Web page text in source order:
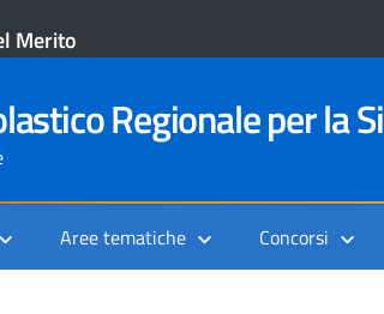
Merito
Regionale per la
Aree tematiche Concorsi